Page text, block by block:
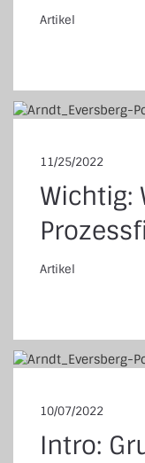
Artikel
11/25/2022
Wichtig:
Artikel
10/07/2022
Intro: